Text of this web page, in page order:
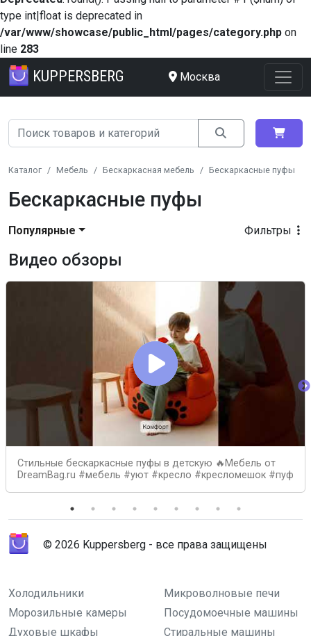
type int|float is deprecated in
/var/www/showcase/public_html/pages/category.php on
line 283
KUPPERSBERG Москва
Каталог Мебель Бескаркасная мебель Бескаркасные пуфы
Бескаркасные пуфы
Фильтры
Популярные
Видео обзоры
Стильные бескаркасные пуфы в детскую 🔥Мебель от
DreamBag.ru #мебель #уют #кресло #кресломешок #пуф
© 2026 Kuppersberg - все права защищены
Холодильники
Микроволновые печи
Морозильные камеры
Посудомоечные машины
Духовые шкафы
Стиральные машины